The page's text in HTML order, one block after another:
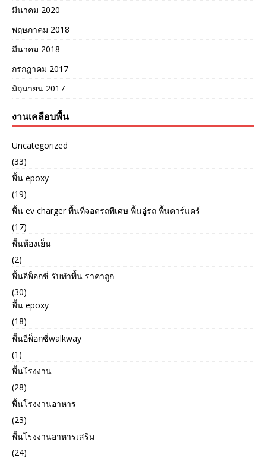
มีนาคม 2020
พฤษภาคม 2018
มีนาคม 2018
กรกฎาคม 2017
มิถุนายน 2017
งานเคลือบพื้น
Uncategorized
(33)
พื้น epoxy
(19)
พื้น ev charger พื้นที่จอดรถพืเศษ พื้นอู่รถ พื้นคาร์แคร์
(17)
พื้นห้องเย็น
(2)
พื้นอีพ็อกซี่ รับทำพื้น ราคาถูก
(30)
พื้น epoxy
(18)
พื้นอีพ็อกซี่walkway
(1)
พื้นโรงงาน
(28)
พื้นโรงงานอาหาร
(23)
พื้นโรงงานอาหารเสริม
(24)